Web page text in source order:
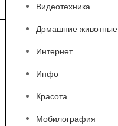
Видеотехника
Домашние животные
Интернет
Инфо
Красота
Мобилография